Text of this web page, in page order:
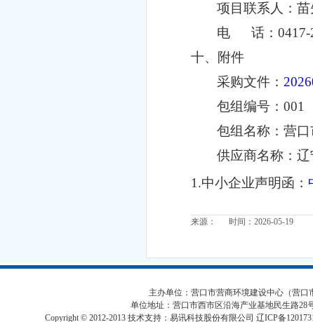
项目联系人：苗
电
话：0417-
十、附件
采购文件：
包组编号： 001
包组名称：营
供应商名称：
1.中小企业声明函：
来源： 时间：2026-05-19
主办单位：营口市营商环境建设中心（营口
单位地址：营口市西市区沿海产业基地民生路
Copyright © 2012-2013 技术支持：易讯科技股份有限公司 辽ICP备